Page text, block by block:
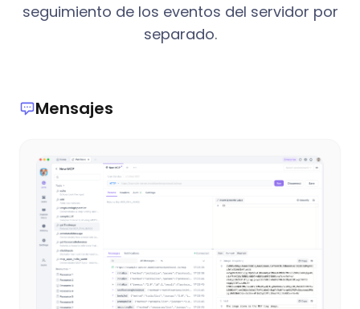
seguimiento de los eventos del servidor por
separado.
Mensajes